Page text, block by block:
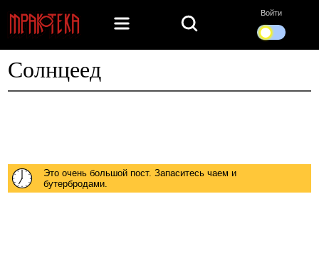
Войти
Солнцеед
Это очень большой пост. Запаситесь чаем и
бутербродами.